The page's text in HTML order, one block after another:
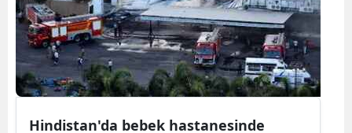
Hindistan'da bebek hastanesinde